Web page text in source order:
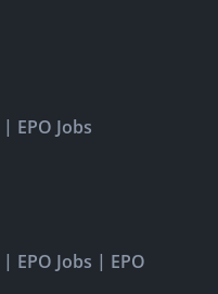
| EPO Jobs
| EPO Jobs | EPO